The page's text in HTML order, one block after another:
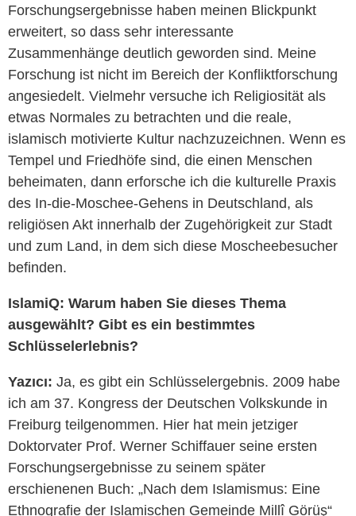
Forschungsergebnisse haben meinen Blickpunkt
erweitert, so dass sehr interessante
Zusammenhänge deutlich geworden sind. Meine
Forschung ist nicht im Bereich der Konfliktforschung
angesiedelt. Vielmehr versuche ich Religiosität als
etwas Normales zu betrachten und die reale,
islamisch motivierte Kultur nachzuzeichnen. Wenn es
Tempel und Friedhöfe sind, die einen Menschen
beheimaten, dann erforsche ich die kulturelle Praxis
des In-die-Moschee-Gehens in Deutschland, als
religiösen Akt innerhalb der Zugehörigkeit zur Stadt
und zum Land, in dem sich diese Moscheebesucher
befinden.
IslamiQ: Warum haben Sie dieses Thema
ausgewählt? Gibt es ein bestimmtes
Schlüsselerlebnis?
Yazıcı: Ja, es gibt ein Schlüsselergebnis. 2009 habe
ich am 37. Kongress der Deutschen Volkskunde in
Freiburg teilgenommen. Hier hat mein jetziger
Doktorvater Prof. Werner Schiffauer seine ersten
Forschungsergebnisse zu seinem später
erschienenen Buch: „Nach dem Islamismus: Eine
Ethnografie der Islamischen Gemeinde Millî Görüş“